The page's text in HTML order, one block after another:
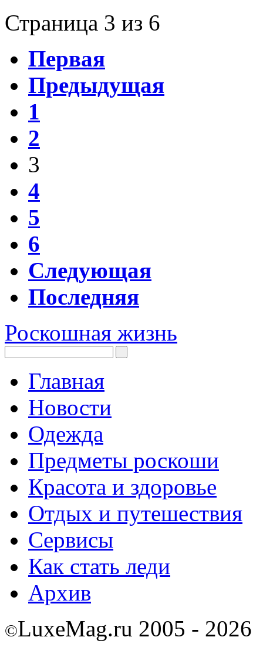
Страница 3 из 6
Первая
Предыдущая
1
2
3
4
5
6
Следующая
Последняя
Роскошная жизнь
Главная
Новости
Одежда
Предметы роскоши
Красота и здоровье
Отдых и путешествия
Сервисы
Как стать леди
Архив
©LuxeMag.ru 2005 - 2026